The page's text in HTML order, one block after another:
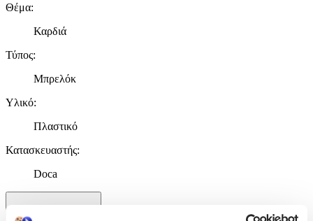
Θέμα:
Καρδιά
Τύπος:
Μπρελόκ
Υλικό:
Πλαστικό
Κατασκευαστής:
Doca